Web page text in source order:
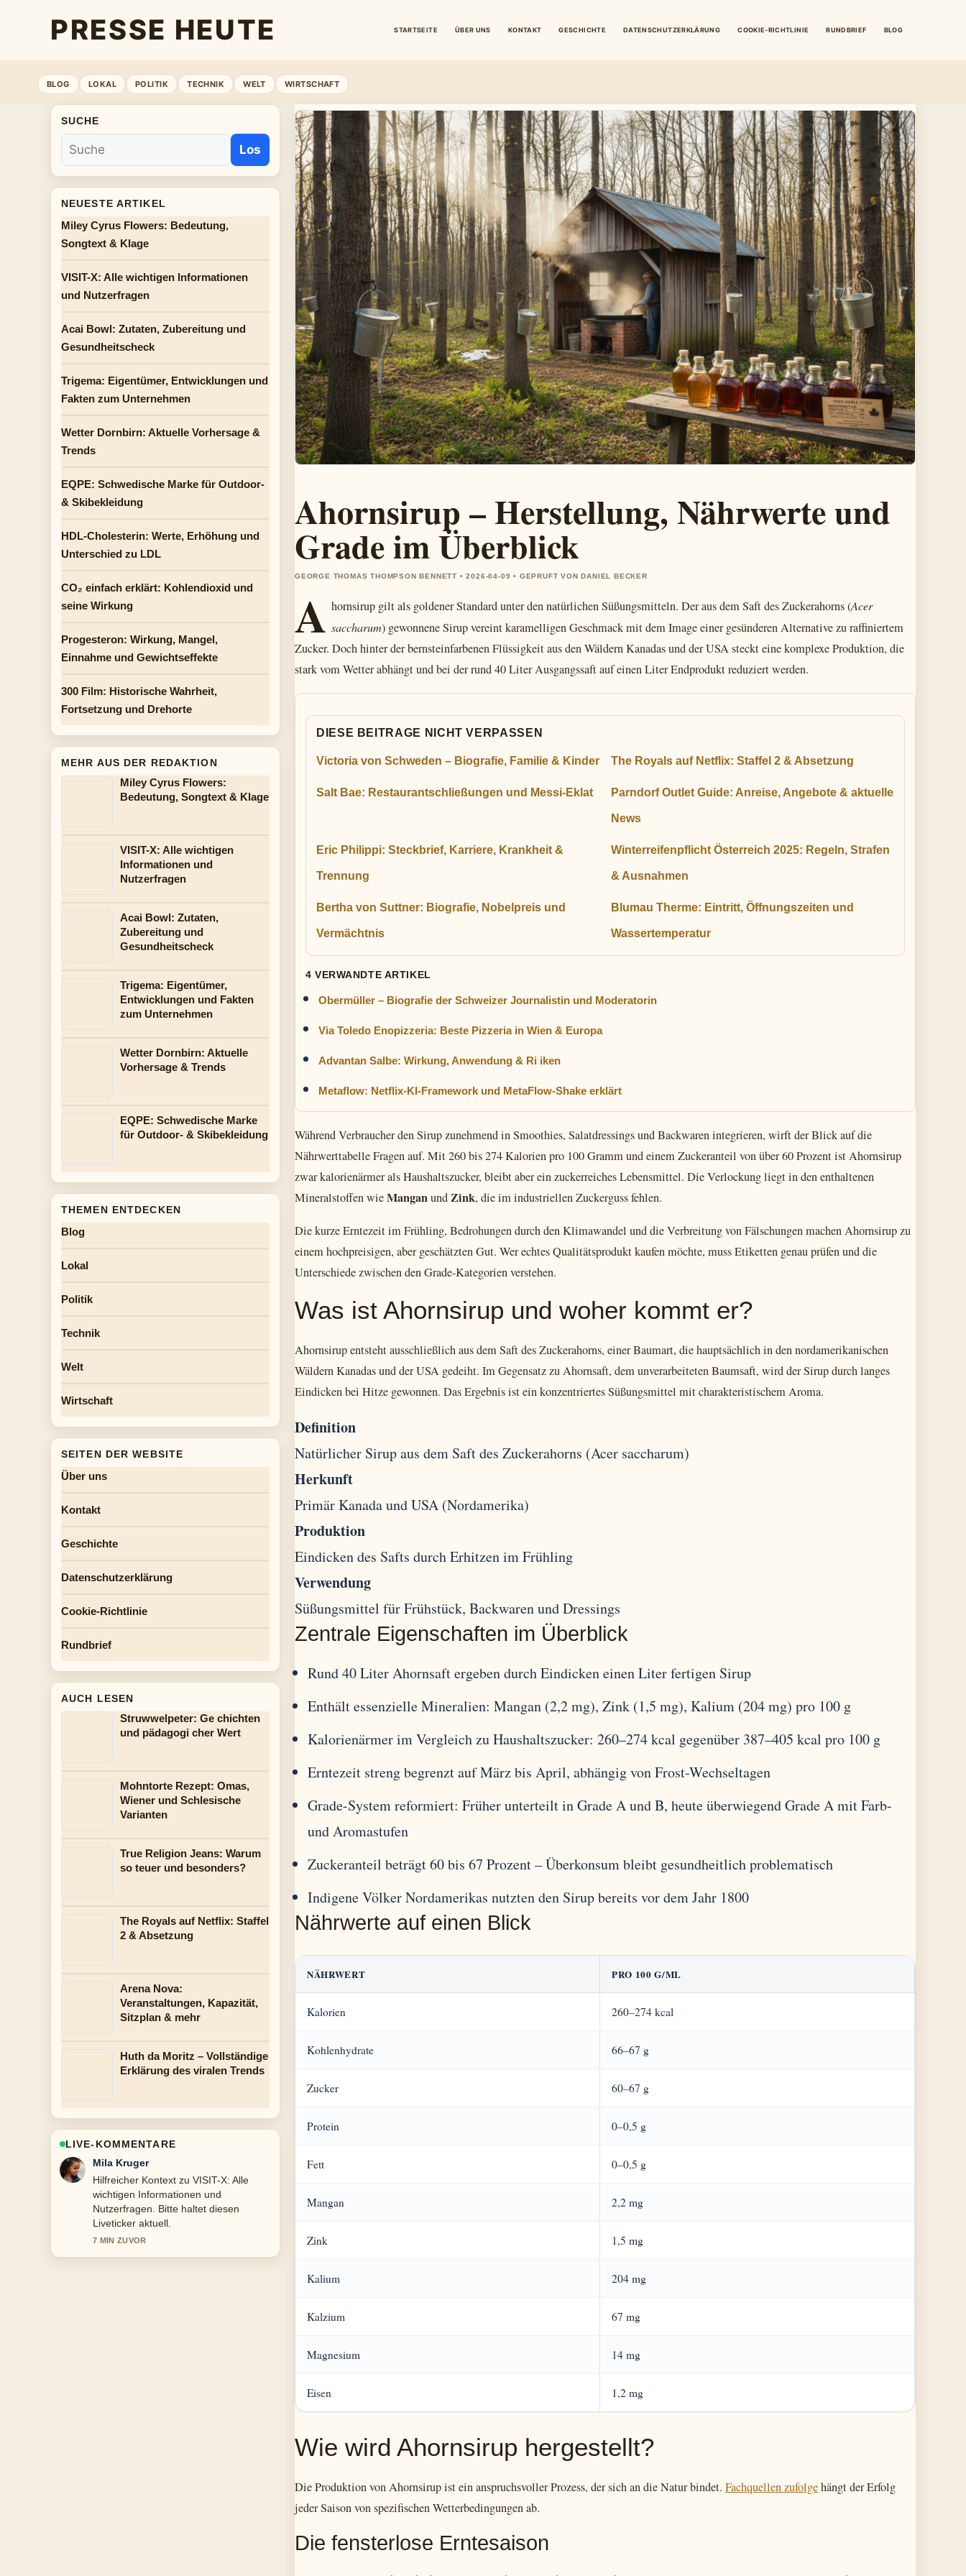
PRESSE HEUTE STARTSEITE ÜBER UNS KONTAKT GESCHICHTE DATENSCHUTZERKLÄRUNG COOKIE-RICHTLINIE RUNDBRIEF BLOG
BLOG LOKAL POLITIK TECHNIK WELT WIRTSCHAFT
Ahornsirup – Herstellung, Nährwerte und
Grade im Überblick
GEORGE THOMAS THOMPSON BENNETT • 2026-04-09 • GEPRUFT VON DANIEL BECKER
A hornsirup gilt als goldener Standard unter den natürlichen Süßungsmitteln. Der aus dem Saft des Zuckerahorns (Acer
saccharum) gewonnene Sirup vereint karamelligen Geschmack mit dem Image einer gesünderen Alternative zu raffiniertem
Zucker. Doch hinter der bernsteinfarbenen Flüssigkeit aus den Wäldern Kanadas und der USA steckt eine komplexe Produktion, die
stark vom Wetter abhängt und bei der rund 40 Liter Ausgangssaft auf einen Liter Endprodukt reduziert werden.
DIESE BEITRAGE NICHT VERPASSEN
Victoria von Schweden – Biografie, Familie & Kinder The Royals auf Netflix: Staffel 2 & Absetzung
Salt Bae: Restaurantschließungen und Messi-Eklat Parndorf Outlet Guide: Anreise, Angebote & aktuelle
News
Eric Philippi: Steckbrief, Karriere, Krankheit &
Trennung
Winterreifenpflicht Österreich 2025: Regeln, Strafen
& Ausnahmen
Bertha von Suttner: Biografie, Nobelpreis und
Vermächtnis
Blumau Therme: Eintritt, Öffnungszeiten und
Wassertemperatur
4 VERWANDTE ARTIKEL
Obermüller – Biografie der Schweizer Journalistin und Moderatorin
Via Toledo Enopizzeria: Beste Pizzeria in Wien & Europa
Advantan Salbe: Wirkung, Anwendung & Ri iken
Metaflow: Netflix-KI-Framework und MetaFlow-Shake erklärt
Während Verbraucher den Sirup zunehmend in Smoothies, Salatdressings und Backwaren integrieren, wirft der Blick auf die
Nährwerttabelle Fragen auf. Mit 260 bis 274 Kalorien pro 100 Gramm und einem Zuckeranteil von über 60 Prozent ist Ahornsirup
zwar kalorienärmer als Haushaltszucker, bleibt aber ein zuckerreiches Lebensmittel. Die Verlockung liegt in den enthaltenen
Mineralstoffen wieManganundZink, die im industriellen Zuckerguss fehlen.
Die kurze Erntezeit im Frühling, Bedrohungen durch den Klimawandel und die Verbreitung von Fälschungen machen Ahornsirup zu
einem hochpreisigen, aber geschätzten Gut. Wer echtes Qualitätsprodukt kaufen möchte, muss Etiketten genau prüfen und die
Unterschiede zwischen den Grade-Kategorien verstehen.
Was ist Ahornsirup und woher kommt er?
Ahornsirup entsteht ausschließlich aus dem Saft des Zuckerahorns, einer Baumart, die hauptsächlich in den nordamerikanischen
Wäldern Kanadas und der USA gedeiht. Im Gegensatz zu Ahornsaft, dem unverarbeiteten Baumsaft, wird der Sirup durch langes
Eindicken bei Hitze gewonnen. Das Ergebnis ist ein konzentriertes Süßungsmittel mit charakteristischem Aroma.
Definition
Natürlicher Sirup aus dem Saft des Zuckerahorns (Acer saccharum)
Herkunft
Primär Kanada und USA (Nordamerika)
Produktion
Eindicken des Safts durch Erhitzen im Frühling
Verwendung
Süßungsmittel für Frühstück, Backwaren und Dressings
Zentrale Eigenschaften im Überblick
Rund 40 Liter Ahornsaft ergeben durch Eindicken einen Liter fertigen Sirup
Enthält essenzielle Mineralien: Mangan (2,2 mg), Zink (1,5 mg), Kalium (204 mg) pro 100 g
Kalorienärmer im Vergleich zu Haushaltszucker: 260–274 kcal gegenüber 387–405 kcal pro 100 g
Erntezeit streng begrenzt auf März bis April, abhängig von Frost-Wechseltagen
Grade-System reformiert: Früher unterteilt in Grade A und B, heute überwiegend Grade A mit Farb-
und Aromastufen
Zuckeranteil beträgt 60 bis 67 Prozent – Überkonsum bleibt gesundheitlich problematisch
Indigene Völker Nordamerikas nutzten den Sirup bereits vor dem Jahr 1800
Nährwerte auf einen Blick
NÄHRWERT PRO 100 G/ML
Kalorien 260–274 kcal
Kohlenhydrate 66–67 g
Zucker 60–67 g
Protein 0–0,5 g
Fett 0–0,5 g
Mangan 2,2 mg
Zink 1,5 mg
Kalium 204 mg
Kalzium 67 mg
Magnesium 14 mg
Eisen 1,2 mg
Wie wird Ahornsirup hergestellt?
Die Produktion von Ahornsirup ist ein anspruchsvoller Prozess, der sich an die Natur bindet. Fachquellen zufolgehängt der Erfolg
jeder Saison von spezifischen Wetterbedingungen ab.
Die fensterlose Erntesaison
SUCHE
Los
NEUESTE ARTIKEL
Miley Cyrus Flowers: Bedeutung,
Songtext & Klage
VISIT-X: Alle wichtigen Informationen
und Nutzerfragen
Acai Bowl: Zutaten, Zubereitung und
Gesundheitscheck
Trigema: Eigentümer, Entwicklungen und
Fakten zum Unternehmen
Wetter Dornbirn: Aktuelle Vorhersage &
Trends
EQPE: Schwedische Marke für Outdoor-
& Skibekleidung
HDL-Cholesterin: Werte, Erhöhung und
Unterschied zu LDL
CO₂ einfach erklärt: Kohlendioxid und
seine Wirkung
Progesteron: Wirkung, Mangel,
Einnahme und Gewichtseffekte
300 Film: Historische Wahrheit,
Fortsetzung und Drehorte
MEHR AUS DER REDAKTION
Miley Cyrus Flowers:
Bedeutung, Songtext & Klage
VISIT-X: Alle wichtigen
Informationen und
Nutzerfragen
Acai Bowl: Zutaten,
Zubereitung und
Gesundheitscheck
Trigema: Eigentümer,
Entwicklungen und Fakten
zum Unternehmen
Wetter Dornbirn: Aktuelle
Vorhersage & Trends
EQPE: Schwedische Marke
für Outdoor- & Skibekleidung
THEMEN ENTDECKEN
Blog
Lokal
Politik
Technik
Welt
Wirtschaft
SEITEN DER WEBSITE
Über uns
Kontakt
Geschichte
Datenschutzerklärung
Cookie-Richtlinie
Rundbrief
AUCH LESEN
Struwwelpeter: Ge chichten
und pädagogi cher Wert
Mohntorte Rezept: Omas,
Wiener und Schlesische
Varianten
True Religion Jeans: Warum
so teuer und besonders?
The Royals auf Netflix: Staffel
2 & Absetzung
Arena Nova:
Veranstaltungen, Kapazität,
Sitzplan & mehr
Huth da Moritz – Vollständige
Erklärung des viralen Trends
LIVE-KOMMENTARE
Jonas Wagner
Die Berichterstattung zu Acai Bowl:
Zutaten, Zubereitung und
Gesundheitscheck wirkt solide und
sehr gut nachvollziehbar.
9 MIN ZUVOR